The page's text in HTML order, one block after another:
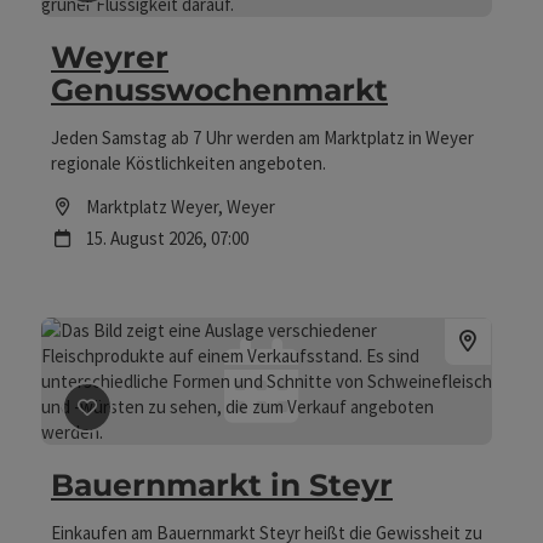
Weyrer
Genusswochenmarkt
Jeden Samstag ab 7 Uhr werden am Marktplatz in Weyer
regionale Köstlichkeiten angeboten.
Location
Marktplatz Weyer, Weyer
Nächster Termin
15. August 2026, 07:00
Beitrag merken: Bauernmarkt in Steyr
Bauernmarkt in Steyr
Einkaufen am Bauernmarkt Steyr heißt die Gewissheit zu